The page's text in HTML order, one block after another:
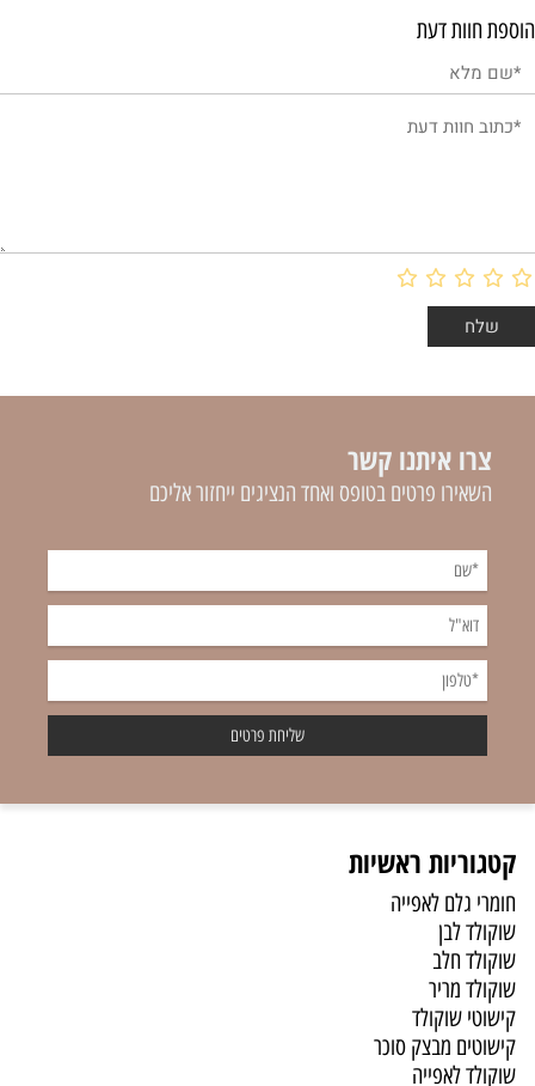
הוספת חוות דעת
צרו איתנו קשר
השאירו פרטים בטופס ואחד הנציגים ייחזור אליכם
קטגוריות ראשיות
חומרי גלם לאפייה
שוקולד לבן
שוקולד חלב
שוקולד מריר
קישוטי שוקולד
קישוטים מבצק סוכר
שוקולד לאפייה